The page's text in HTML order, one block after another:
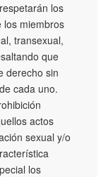
los
los miembros
transexual,
que
derecho sin
cada uno.
actos
sexual y/o
los